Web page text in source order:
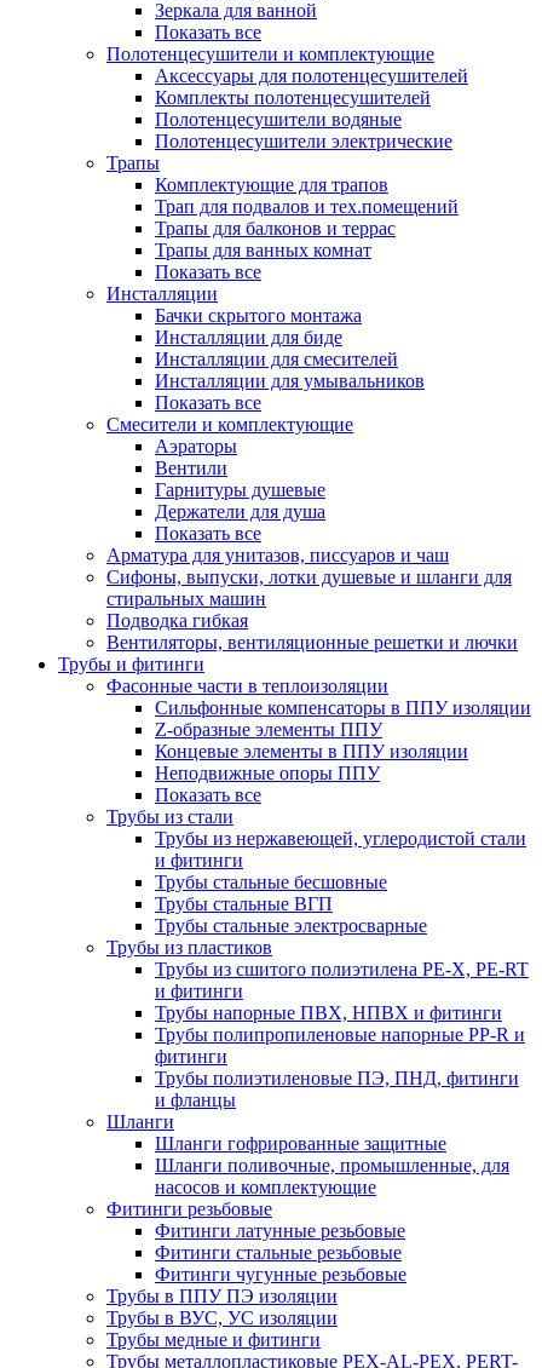
Зеркала для ванной
Показать все
Полотенцесушители и комплектующие
Аксессуары для полотенцесушителей
Комплекты полотенцесушителей
Полотенцесушители водяные
Полотенцесушители электрические
Трапы
Комплектующие для трапов
Трап для подвалов и тех.помещений
Трапы для балконов и террас
Трапы для ванных комнат
Показать все
Инсталляции
Бачки скрытого монтажа
Инсталляции для биде
Инсталляции для смесителей
Инсталляции для умывальников
Показать все
Смесители и комплектующие
Аэраторы
Вентили
Гарнитуры душевые
Держатели для душа
Показать все
Арматура для унитазов, писсуаров и чаш
Сифоны, выпуски, лотки душевые и шланги для
стиральных машин
Подводка гибкая
Вентиляторы, вентиляционные решетки и лючки
Трубы и фитинги
Фасонные части в теплоизоляции
Cильфонные компенсаторы в ППУ изоляции
Z-образные элементы ППУ
Концевые элементы в ППУ изоляции
Неподвижные опоры ППУ
Показать все
Трубы из стали
Трубы из нержавеющей, углеродистой стали
и фитинги
Трубы стальные бесшовные
Трубы стальные ВГП
Трубы стальные электросварные
Трубы из пластиков
Трубы из сшитого полиэтилена PE-X, PE-RT
и фитинги
Трубы напорные ПВХ, НПВХ и фитинги
Трубы полипропиленовые напорные PP-R и
фитинги
Трубы полиэтиленовые ПЭ, ПНД, фитинги
и фланцы
Шланги
Шланги гофрированные защитные
Шланги поливочные, промышленные, для
насосов и комплектующие
Фитинги резьбовые
Фитинги латунные резьбовые
Фитинги стальные резьбовые
Фитинги чугунные резьбовые
Трубы в ППУ ПЭ изоляции
Трубы в ВУС, УС изоляции
Трубы медные и фитинги
Трубы металлопластиковые PEX-AL-PEX, PERT-